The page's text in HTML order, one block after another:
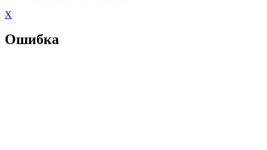
X
Ошибка